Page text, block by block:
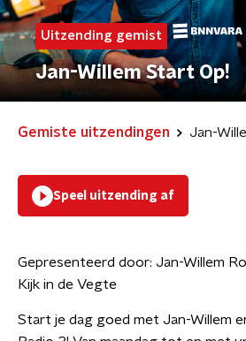
Uitzending gemist
Jan-Willem Start Op!
Gemiste uitzendingen Jan-
Speel uitzending af
Gepresenteerd door: Jan-Willem
Kijk in de Vegte
Start je dag goed met Jan-Willem